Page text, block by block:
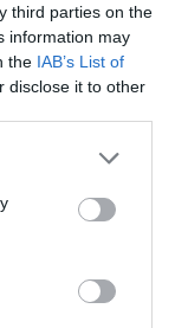
third parties on the
information may
the IAB’s List of
disclose it to other
or more Google
You may click to
party tags to
in below Google